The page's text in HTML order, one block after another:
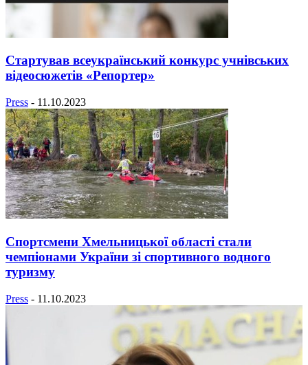
Стартував всеукраїнський конкурс учнівських
відеосюжетів «Репортер»
Press - 11.10.2023
Спортсмени Хмельницької області стали
чемпіонами України зі спортивного водного
туризму
Press - 11.10.2023